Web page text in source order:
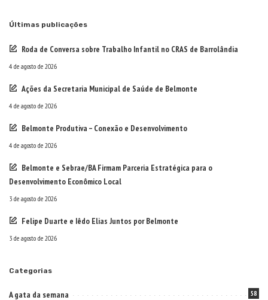
Últimas publicações
Roda de Conversa sobre Trabalho Infantil no CRAS de Barrolândia
4 de agosto de 2026
Ações da Secretaria Municipal de Saúde de Belmonte
4 de agosto de 2026
Belmonte Produtiva – Conexão e Desenvolvimento
4 de agosto de 2026
Belmonte e Sebrae/BA Firmam Parceria Estratégica para o
Desenvolvimento Econômico Local
3 de agosto de 2026
Felipe Duarte e Iêdo Elias Juntos por Belmonte
3 de agosto de 2026
Categorias
A gata da semana 58